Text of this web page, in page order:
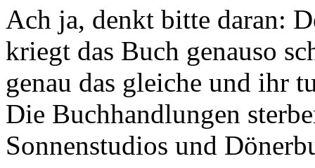
Ach ja, denkt bitte daran:
kriegt das Buch genauso
genau das gleiche und ihr
Die Buchhandlungen
Sonnenstudios und